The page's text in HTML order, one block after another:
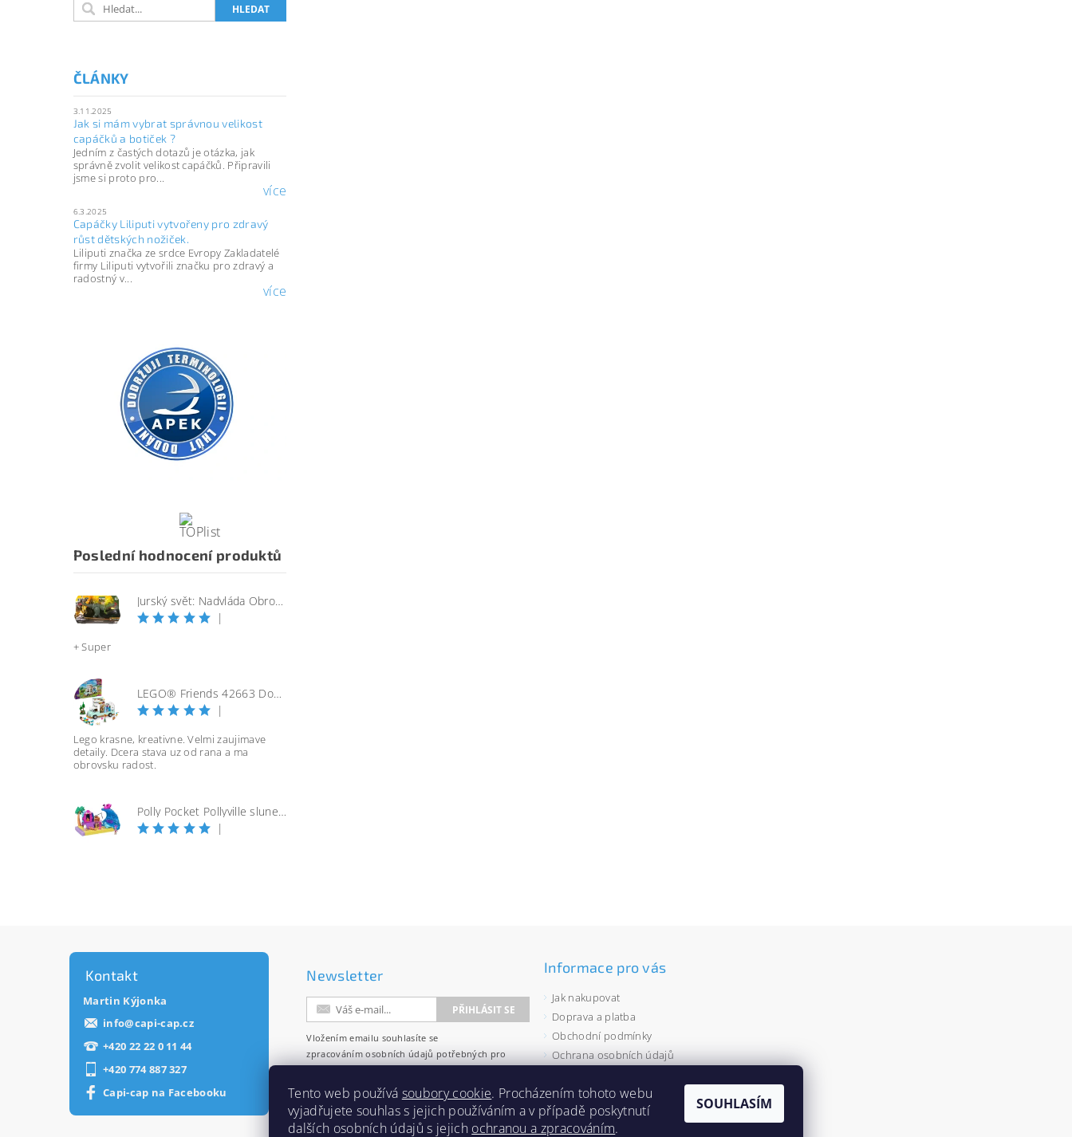
ČLÁNKY
3.11.2025
Jak si mám vybrat správnou velikost
capáčků a botiček ?
Jedním z častých dotazů je otázka, jak
správně zvolit velikost capáčků. Připravili
jsme si proto pro...
více
6.3.2025
Capáčky Liliputi vytvořeny pro zdravý
růst dětských nožiček.
Liliputi značka ze srdce Evropy Zakladatelé
firmy Liliputi vytvořili značku pro zdravý a
radostný v...
více
Poslední hodnocení produktů
Jurský svět: Nadvláda Obrovský útočící SINOTYRANNUS
|
+ Super
LEGO® Friends 42663 Dobrodružství s karavanem přátelství
|
Lego krasne, kreativne. Velmi zaujimave
detaily. Dcera stava uz od rana a ma
obrovsku radost.
Polly Pocket Pollyville slunečná pláž
|
Kontakt
Martin Kýjonka
info@capi-cap.cz
+420 22 22 0 11 44
+420 774 887 327
Capi-cap na Facebooku
Newsletter
Vložením emailu souhlasíte se
zpracováním osobních údajů potřebných pro
Informace pro vás
Jak nakupovat
Doprava a platba
Obchodní podmínky
Ochrana osobních údajů
Zásady používání souborů cookies
Tento web používá soubory cookie. Procházením tohoto webu
vyjadřujete souhlas s jejich používáním a v případě poskytnutí
dalších osobních údajů s jejich ochranou a zpracováním.
SOUHLASÍM